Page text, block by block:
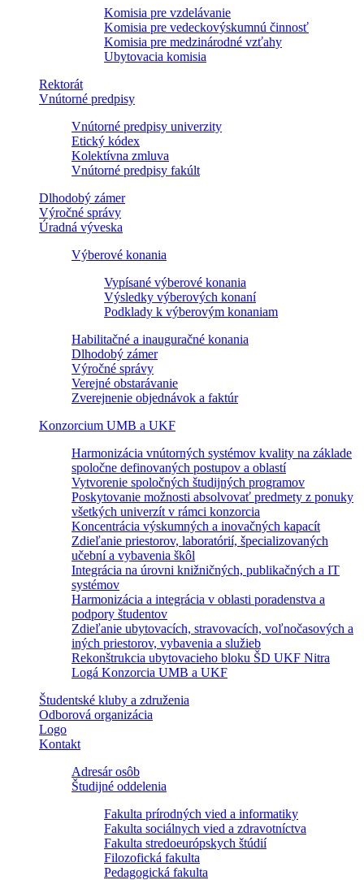
Komisia pre vzdelávanie
Komisia pre vedeckovýskumnú činnosť
Komisia pre medzinárodné vzťahy
Ubytovacia komisia
Rektorát
Vnútorné predpisy
Vnútorné predpisy univerzity
Etický kódex
Kolektívna zmluva
Vnútorné predpisy fakúlt
Dlhodobý zámer
Výročné správy
Úradná výveska
Výberové konania
Vypísané výberové konania
Výsledky výberových konaní
Podklady k výberovým konaniam
Habilitačné a inauguračné konania
Dlhodobý zámer
Výročné správy
Verejné obstarávanie
Zverejnenie objednávok a faktúr
Konzorcium UMB a UKF
Harmonizácia vnútorných systémov kvality na základe
spoločne definovaných postupov a oblastí
Vytvorenie spoločných študijných programov
Poskytovanie možnosti absolvovať predmety z ponuky
všetkých univerzít v rámci konzorcia
Koncentrácia výskumných a inovačných kapacít
Zdieľanie priestorov, laboratórií, špecializovaných
učební a vybavenia škôl
Integrácia na úrovni knižničných, publikačných a IT
systémov
Harmonizácia a integrácia v oblasti poradenstva a
podpory študentov
Zdieľanie ubytovacích, stravovacích, voľnočasových a
iných priestorov, vybavenia a služieb
Rekonštrukcia ubytovacieho bloku ŠD UKF Nitra
Logá Konzorcia UMB a UKF
Študentské kluby a združenia
Odborová organizácia
Logo
Kontakt
Adresár osôb
Študijné oddelenia
Fakulta prírodných vied a informatiky
Fakulta sociálnych vied a zdravotníctva
Fakulta stredoeurópskych štúdií
Filozofická fakulta
Pedagogická fakulta